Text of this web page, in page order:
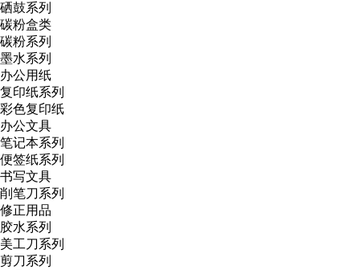
硒鼓系列
碳粉盒类
碳粉系列
墨水系列
办公用纸
复印纸系列
彩色复印纸
办公文具
笔记本系列
便签纸系列
书写文具
削笔刀系列
修正用品
胶水系列
美工刀系列
剪刀系列